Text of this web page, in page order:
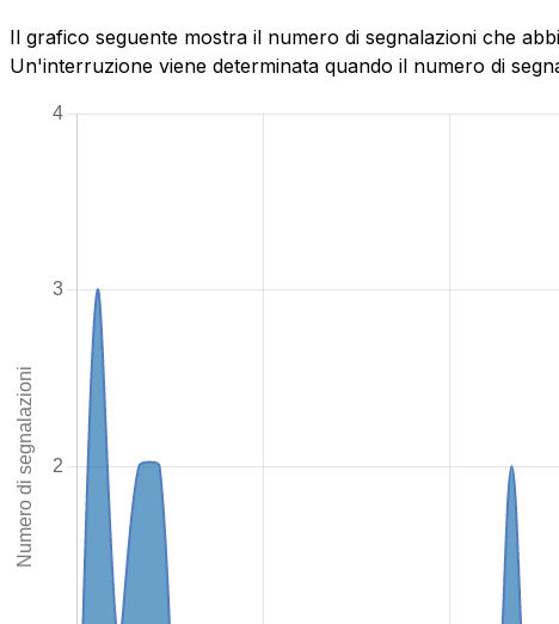
Il grafico seguente mostra il numero di segnalazioni che
Un'interruzione viene determinata quando il numero di